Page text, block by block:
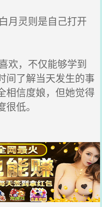
月灵则是自己打开
欢，不仅能够学到
间了解当天发生的事
相信度娘，但她觉得
低。